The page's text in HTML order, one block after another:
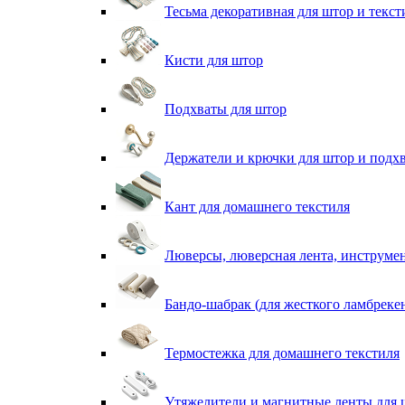
Тесьма декоративная для штор и
Кисти для штор
Подхваты для штор
Держатели и крючки для штор и
Кант для домашнего текстиля
Люверсы, люверсная лента,
Бандо-шабрак (для жесткого
Термостежка для домашнего текстиля
Утяжелители и магнитные ленты для